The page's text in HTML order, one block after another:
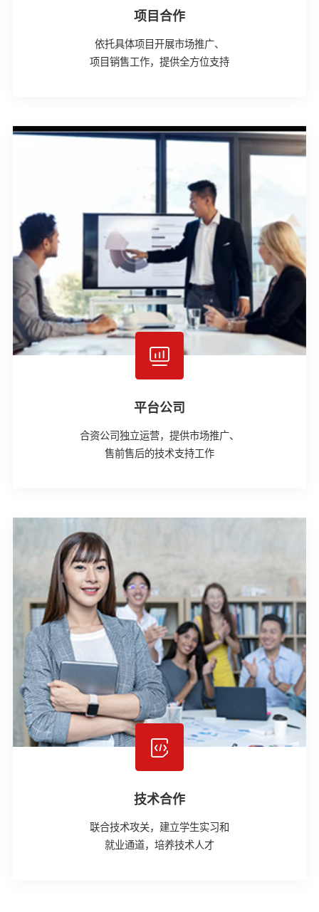
项目合作
依托具体项目开展市场推广、
项目销售工作，提供全方位支持
平台公司
合资公司独立运营，提供市场推广、
售前售后的技术支持工作
技术合作
联合技术攻关，建立学生实习和
就业通道，培养技术人才